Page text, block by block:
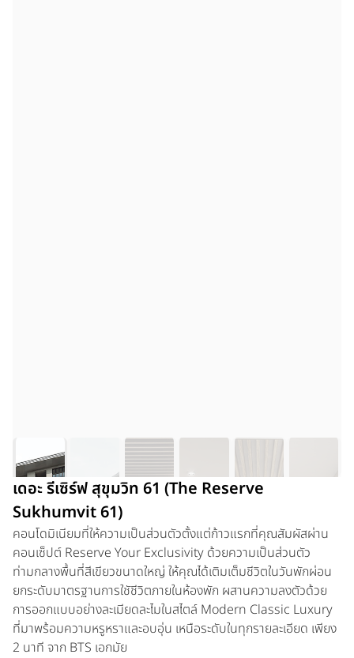
เดอะ รีเซิร์ฟ สุขุมวิท 61 (The Reserve
Sukhumvit 61)
คอนโดมิเนียมที่ให้ความเป็นส่วนตัวตั้งแต่ก้าวแรกที่คุณสัมผัสผ่าน
คอนเซ็ปต์ Reserve Your Exclusivity ด้วยความเป็นส่วนตัว
ท่ามกลางพื้นที่สีเขียวขนาดใหญ่ ให้คุณได้เติมเต็มชีวิตในวันพักผ่อน
ยกระดับมาตรฐานการใชัชีวิตภายในห้องพัก ผสานความลงตัวด้วย
การออกแบบอย่างละเมียดละไมในสไตล์ Modern Classic Luxury
ที่มาพร้อมความหรูหราและอบอุ่น เหนือระดับในทุกรายละเอียด เพียง
2 นาที จาก BTS เอกมัย